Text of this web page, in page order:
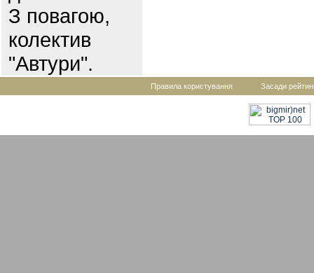
З повагою,
колектив
"Автури".
Правила користування Засади